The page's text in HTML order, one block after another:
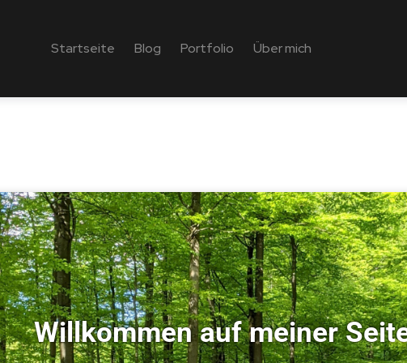
Startseite Blog Portfolio Über mich
Willkommen auf meiner